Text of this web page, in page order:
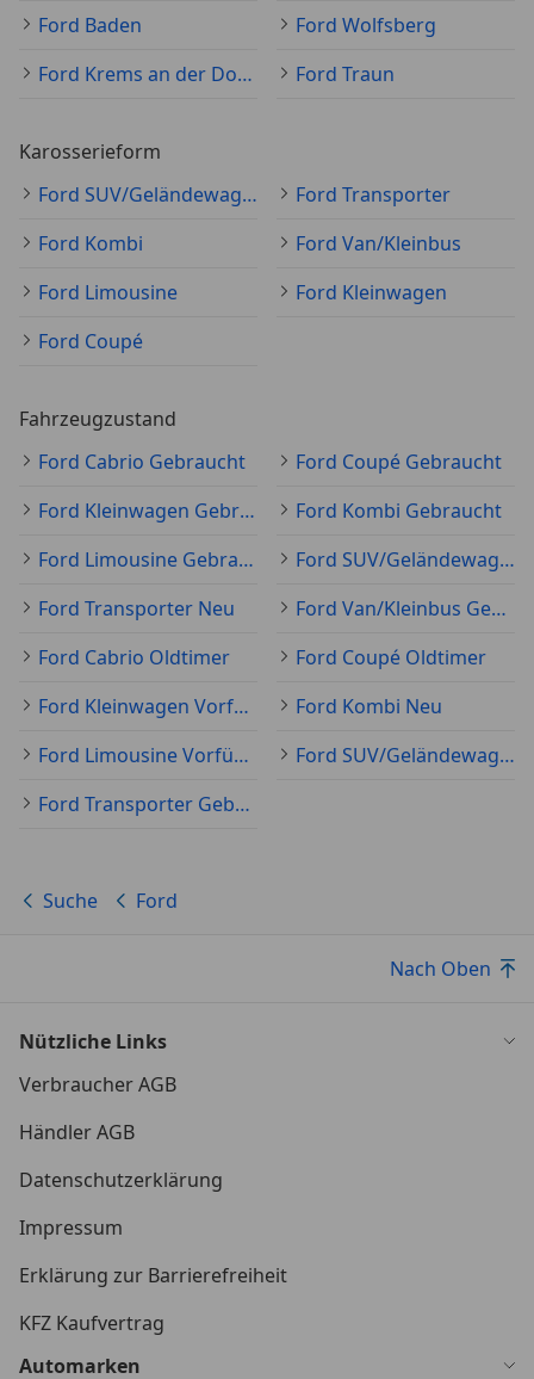
Ford Baden
Ford Wolfsberg
Ford Krems an der Donau
Ford Traun
Karosserieform
Ford SUV/Geländewagen/Pickup
Ford Transporter
Ford Kombi
Ford Van/Kleinbus
Ford Limousine
Ford Kleinwagen
Ford Coupé
Fahrzeugzustand
Ford Cabrio Gebraucht
Ford Coupé Gebraucht
Ford Kleinwagen Gebraucht
Ford Kombi Gebraucht
Ford Limousine Gebraucht
Ford SUV/Geländewagen/Pickup Gebraucht
Ford Transporter Neu
Ford Van/Kleinbus Gebraucht
Ford Cabrio Oldtimer
Ford Coupé Oldtimer
Ford Kleinwagen Vorführfahrzeug
Ford Kombi Neu
Ford Limousine Vorführfahrzeug
Ford SUV/Geländewagen/Pickup Neu
Ford Transporter Gebraucht
Suche Ford
Nach Oben
Nützliche Links
Verbraucher AGB
Händler AGB
Datenschutzerklärung
Impressum
Erklärung zur Barrierefreiheit
KFZ Kaufvertrag
Automarken